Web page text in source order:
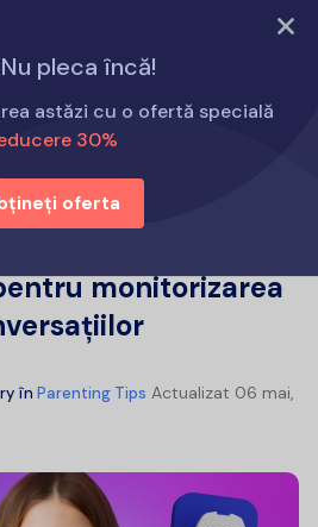
Încearcă acum
pleca încă!
astăzi cu o ofertă specială
30%
oferta
copilul meu? Sfaturi pentru
conversațiilor
monitorizarea
în Parenting Tips Actualizat 06 mai,